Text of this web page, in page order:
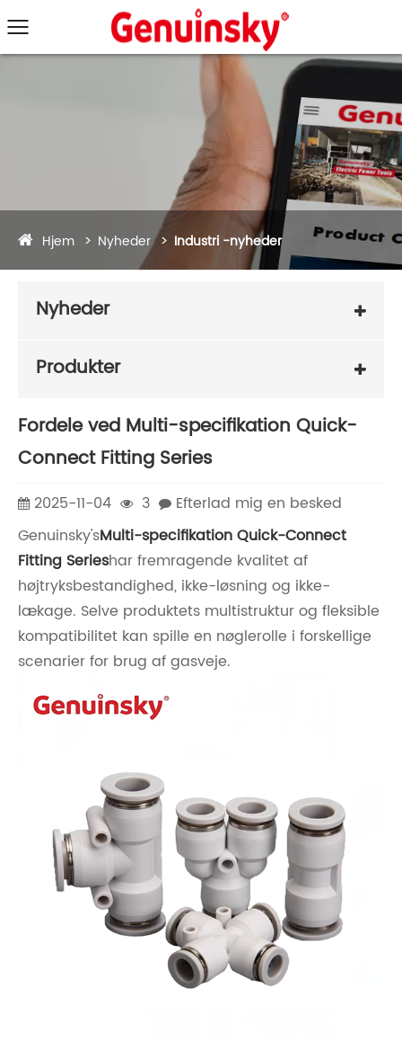
Hjem Nyheder Industri -nyheder
Nyheder
Produkter
Fordele ved Multi-specifikation Quick-
Connect Fitting Series
2025-11-04 3
Efterlad mig en besked
Genuinsky'sMulti-specifikation Quick-Connect
Fitting Serieshar fremragende kvalitet af
højtryksbestandighed, ikke-løsning og ikke-
lækage. Selve produktets multistruktur og fleksible
kompatibilitet kan spille en nøglerolle i forskellige
scenarier for brug af gasveje.